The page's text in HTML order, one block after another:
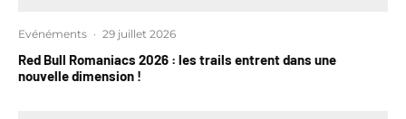
Evénéments · 29 juillet 2026
Red Bull Romaniacs 2026 : les trails entrent dans une
nouvelle dimension !